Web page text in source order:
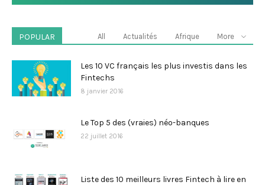
POPULAR All Actualités Afrique More
Les 10 VC français les plus investis dans les
Fintechs
8 janvier 2016
Le Top 5 des (vraies) néo-banques
22 juillet 2016
Liste des 10 meilleurs livres Fintech à lire en